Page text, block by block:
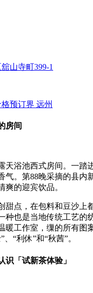
山寺町399-1
预订界 远州
房间
天浴池西式房间。一踏
气。第88晚采摘的县内
爽的迎宾饮品。
甜点，在包料和豆沙上
种也是当地传统工艺的
暖工作室，缫的所有图
“利休”和“秋茜”。
识「试新茶体验」